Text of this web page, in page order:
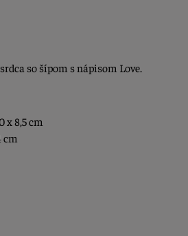
so šípom s nápisom Love.
x 8,5 cm
cm